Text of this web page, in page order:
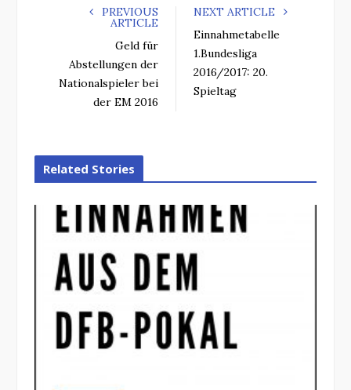
PREVIOUS
ARTICLE
Geld für
Abstellungen der
Nationalspieler bei
der EM 2016
NEXT ARTICLE
Einnahmetabelle
1.Bundesliga
2016/2017: 20.
Spieltag
Related Stories